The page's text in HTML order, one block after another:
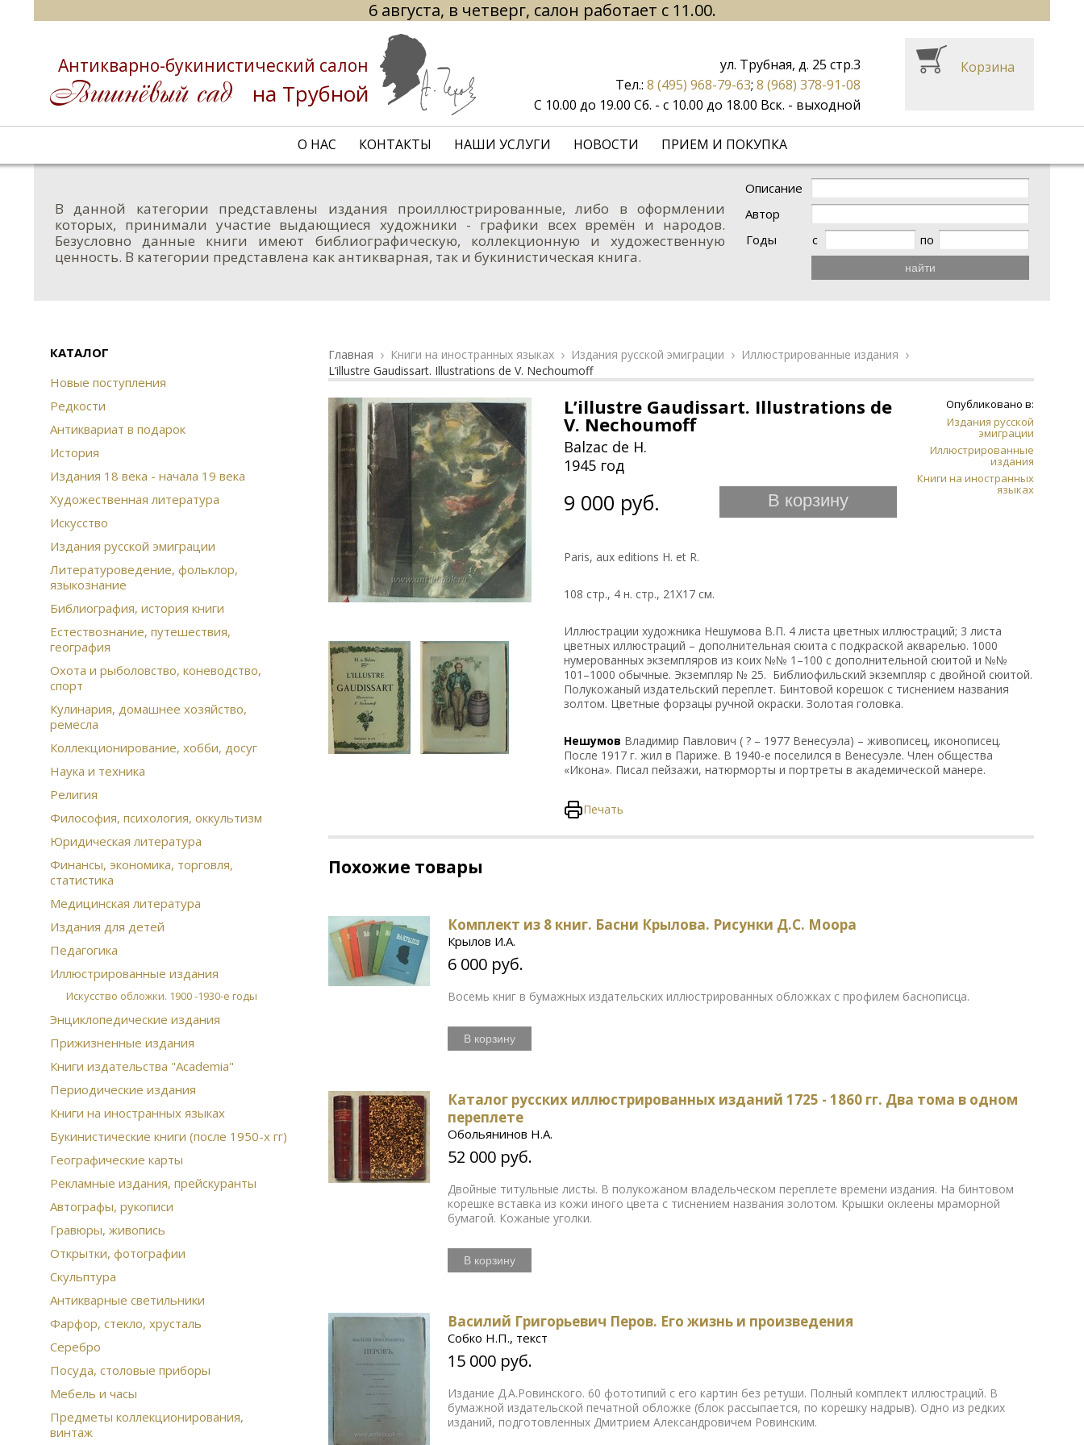
6 августа, в четверг, салон работает с 11.00.
Антикварно-букинистический салон
на Трубной
О НАС КОНТАКТЫ НАШИ УСЛУГИ НОВОСТИ ПРИЕМ И ПОКУПКА
ул. Трубная, д. 25 стр.3
Тел.: 8 (495) 968-79-63; 8 (968) 378-91-08
С 10.00 до 19.00 Сб. - с 10.00 до 18.00 Вск. - выходной
Корзина
Описание
Автор
Годы
с по
найти
В данной категории представлены издания проиллюстрированные, либо в оформлении
которых, принимали участие выдающиеся художники - графики всех времён и народов.
Безусловно данные книги имеют библиографическую, коллекционную и художественную
ценность. В категории представлена как антикварная, так и букинистическая книга.
КАТАЛОГ
Новые поступления
Редкости
Антиквариат в подарок
История
Издания 18 века - начала 19 века
Художественная литература
Искусство
Издания русской эмиграции
Литературоведение, фольклор,
языкознание
Библиография, история книги
Естествознание, путешествия,
география
Охота и рыболовство, коневодство,
спорт
Кулинария, домашнее хозяйство,
ремесла
Коллекционирование, хобби, досуг
Наука и техника
Религия
Философия, психология, оккультизм
Юридическая литература
Финансы, экономика, торговля,
статистика
Медицинская литература
Издания для детей
Педагогика
Иллюстрированные издания
Искусство обложки. 1900 -1930-е годы
Энциклопедические издания
Прижизненные издания
Книги издательства "Academia"
Периодические издания
Книги на иностранных языках
Букинистические книги (после 1950-х гг)
Географические карты
Рекламные издания, прейскуранты
Автографы, рукописи
Гравюры, живопись
Открытки, фотографии
Скульптура
Антикварные светильники
Фарфор, стекло, хрусталь
Серебро
Посуда, столовые приборы
Мебель и часы
Предметы коллекционирования,
винтаж
Главная Книги на иностранных языках Издания русской эмиграции
Иллюстрированные издания
L’illustre Gaudissart. Illustrations de V. Nechoumoff
Опубликовано в:
Издания русской
эмиграции
Иллюстрированные
издания
Книги на иностранных
языках
L’illustre Gaudissart. Illustrations de
V. Nechoumoff
Balzac de H.
1945 год
9 000 руб. В корзину
Paris, aux editions H. et R.
108 стр., 4 н. стр., 21Х17 см.
Иллюстрации художника Нешумова В.П. 4 листа цветных иллюстраций; 3 листа
цветных иллюстраций – дополнительная сюита с подкраской акварелью. 1000
нумерованных экземпляров из коих №№ 1–100 с дополнительной сюитой и №№
101–1000 обычные. Экземпляр № 25. Библиофильский экземпляр с двойной сюитой.
Полукожаный издательский переплет. Бинтовой корешок с тиснением названия
золтом. Цветные форзацы ручной окраски. Золотая головка.
Нешумов Владимир Павлович ( ? – 1977 Венесуэла) – живописец, иконописец.
После 1917 г. жил в Париже. В 1940-е поселился в Венесуэле. Член общества
«Икона». Писал пейзажи, натюрморты и портреты в академической манере.
Печать
Похожие товары
Комплект из 8 книг. Басни Крылова. Рисунки Д.С. Моора
Крылов И.А.
6 000 руб.
Восемь книг в бумажных издательских иллюстрированных обложках с профилем баснописца.
В корзину
Каталог русских иллюстрированных изданий 1725 - 1860 гг. Два тома в одном
переплете
Обольянинов Н.А.
52 000 руб.
Двойные титульные листы. В полукожаном владельческом переплете времени издания. На бинтовом
корешке вставка из кожи иного цвета с тиснением названия золотом. Крышки оклеены мраморной
бумагой. Кожаные уголки.
В корзину
Василий Григорьевич Перов. Его жизнь и произведения
Собко Н.П., текст
15 000 руб.
Издание Д.А.Ровинского. 60 фототипий с его картин без ретуши. Полный комплект иллюстраций. В
бумажной издательской печатной обложке (блок рассыпается, по корешку надрыв). Одно из редких
изданий, подготовленных Дмитрием Александровичем Ровинским.